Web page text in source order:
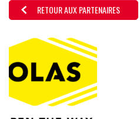
RETOUR AUX PARTENAIRES